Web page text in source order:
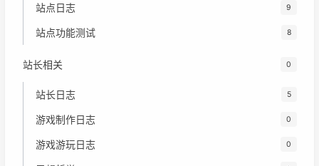
站点日志 9
站点功能测试 8
站长相关 0
站长日志 5
游戏制作日志 0
游戏游玩日志 0